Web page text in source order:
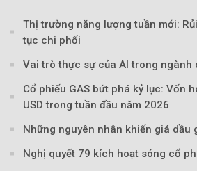
Thị trường năng lượng tuần mới:
tục chi phối
Vai trò thực sự của AI trong ngành
Cổ phiếu GAS bứt phá kỷ lục: Vốn
USD trong tuần đầu năm 2026
Những nguyên nhân khiến giá dầu
Nghị quyết 79 kích hoạt sóng cổ